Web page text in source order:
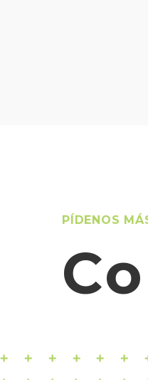
PÍDENOS